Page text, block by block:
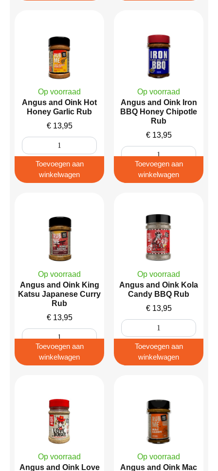
Op voorraad
Angus and Oink Hot
Honey Garlic Rub
€13,95
Toevoegen aan
winkelwagen
Op voorraad
Angus and Oink Iron
BBQ Honey Chipotle
Rub
€13,95
Toevoegen aan
winkelwagen
Op voorraad
Angus and Oink King
Katsu Japanese Curry
Rub
€13,95
Toevoegen aan
winkelwagen
Op voorraad
Angus and Oink Kola
Candy BBQ Rub
€13,95
Toevoegen aan
winkelwagen
Op voorraad
Angus and Oink Love
Op voorraad
Angus and Oink Mac